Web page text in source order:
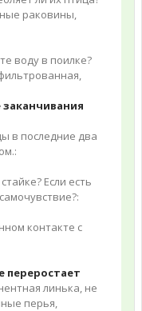
раковины,
воду в поилке?
в последние два
Если есть
контакте с
переростает
линька, не
перья,